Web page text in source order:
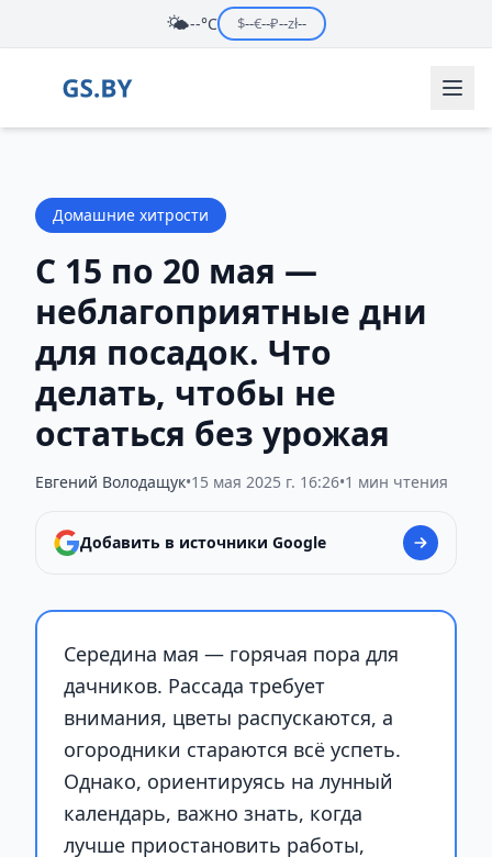
🌤️--°C $--€--₽--zł--
Домашние хитрости
С 15 по 20 мая —
неблагоприятные дни
для посадок. Что
делать, чтобы не
остаться без урожая
Евгений Володащук•15 мая 2025 г. 16:26•1 мин чтения
Добавить в источники Google
Середина мая — горячая пора для
дачников. Рассада требует
внимания, цветы распускаются, а
огородники стараются всё успеть.
Однако, ориентируясь на лунный
календарь, важно знать, когда
лучше приостановить работы,